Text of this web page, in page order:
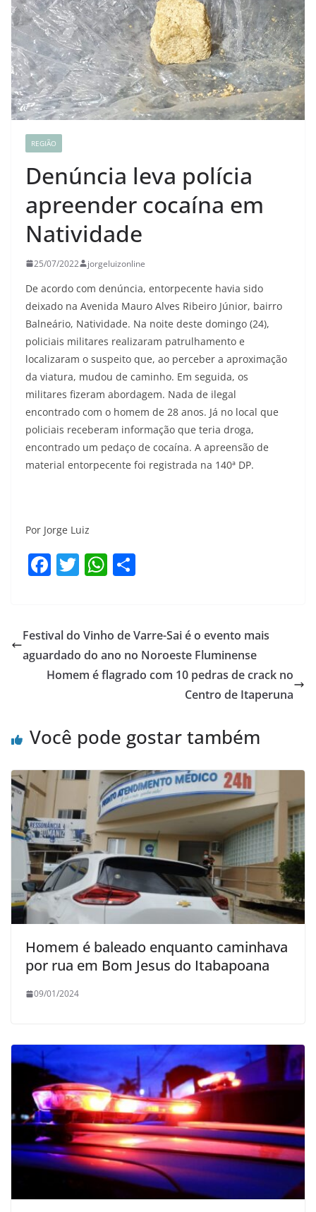
REGIÃO
Denúncia leva polícia
apreender cocaína em
Natividade
25/07/2022 jorgeluizonline
De acordo com denúncia, entorpecente havia sido
deixado na Avenida Mauro Alves Ribeiro Júnior, bairro
Balneário, Natividade. Na noite deste domingo (24),
policiais militares realizaram patrulhamento e
localizaram o suspeito que, ao perceber a aproximação
da viatura, mudou de caminho. Em seguida, os
militares fizeram abordagem. Nada de ilegal
encontrado com o homem de 28 anos. Já no local que
policiais receberam informação que teria droga,
encontrado um pedaço de cocaína. A apreensão de
material entorpecente foi registrada na 140ª DP.
Por Jorge Luiz
F
e
b
o
T
er
W
s
A
p
e
Festival do Vinho de Varre-Sai é o evento mais
aguardado do ano no Noroeste Fluminense
Homem é flagrado com 10 pedras de crack no
Centro de Itaperuna
Você pode gostar também
Homem é baleado enquanto caminhava
por rua em Bom Jesus do Itabapoana
09/01/2024